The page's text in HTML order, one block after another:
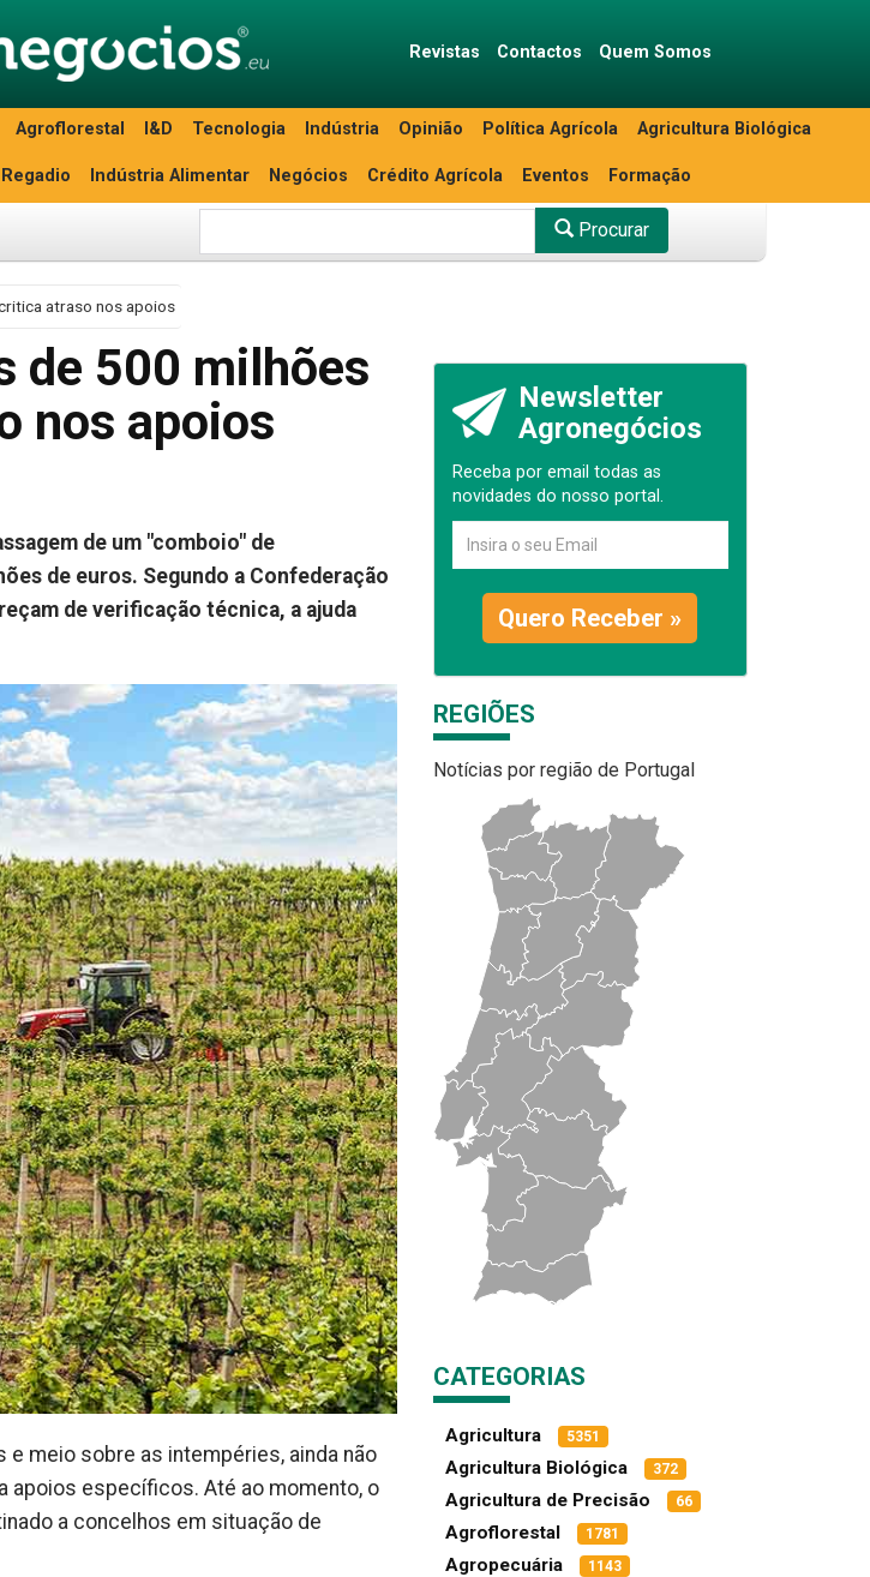
Revistas Contactos Quem Somos
Agroflorestal I&D Tecnologia Indústria Opinião Política Agrícola Agricultura Biológica
Regadio Indústria Alimentar Negócios Crédito Agrícola Eventos Formação
Procurar
atraso nos apoios
de 500 milhões
nos apoios
de um "comboio" de
de euros. Segundo a Confederação
de verificação técnica, a ajuda
e meio sobre as intempéries, ainda não
apoios específicos. Até ao momento, o
a concelhos em situação de
Newsletter
Agronegócios
Receba por email todas as
novidades do nosso portal.
Quero Receber »
REGIÕES
Notícias por região de Portugal
CATEGORIAS
Agricultura 5351
Agricultura Biológica 372
Agricultura de Precisão 66
Agroflorestal 1781
Agropecuária 1143